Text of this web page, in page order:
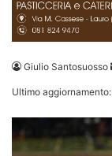
Giulio Santosuosso
Ultimo